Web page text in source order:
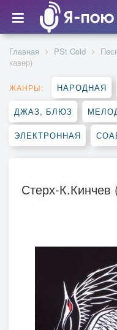
Главная PSt Cold
кавер)
ЖАНРЫ: НАРОДНАЯ
ДЖАЗ, БЛЮЗ
ЭЛЕКТРОННАЯ
Стерх-К.Кинчев